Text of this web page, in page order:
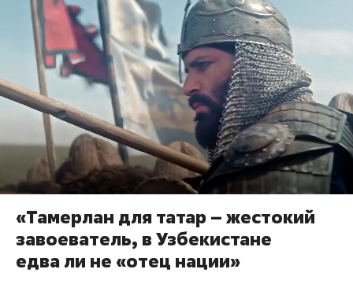
«Тамерлан для татар – жестокий
завоеватель, в Узбекистане
едва ли не «отец нации»